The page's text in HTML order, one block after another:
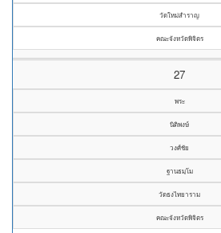
วัดใหม่สำราญ
คณะจังหวัดพิจิตร
27
พระ
นิติพงษ์
วงศ์ชัย
ฐานธมฺโม
วัดธงไทยาราม
คณะจังหวัดพิจิตร